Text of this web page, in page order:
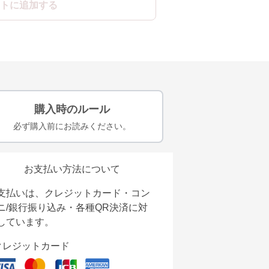
に追加する
購入時のルール
必ず購入前にお読みください。
お支払い方法について
払いは、クレジットカード・コン
/銀行振り込み・各種QR決済に対
ています。
レジットカード